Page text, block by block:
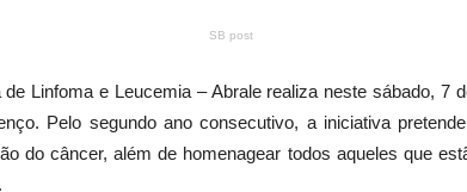
SB post
Linfoma e Leucemia – Abrale realiza neste sábado, 7
Pelo segundo ano consecutivo, a iniciativa
do câncer, além de homenagear todos aqueles que